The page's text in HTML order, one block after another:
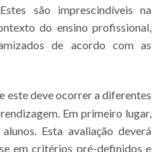
são imprescindíveis na
do ensino profissional,
de acordo com as
este deve ocorrer a diferentes
Em primeiro lugar,
Esta avaliação deverá
em critérios pré-definidos e